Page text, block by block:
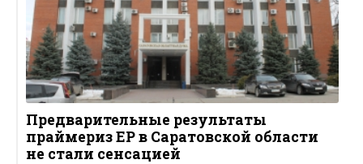
Предварительные результаты
праймериз ЕР в Саратовской области
не стали сенсацией